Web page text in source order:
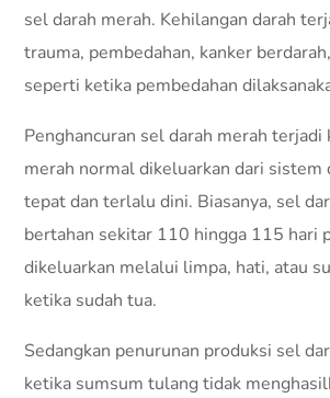
sel darah merah. Kehilangan darah
trauma, pembedahan, kanker
seperti ketika pembedahan
Penghancuran sel darah merah terjadi
merah normal dikeluarkan dari sistem
tepat dan terlalu dini. Biasanya, sel
bertahan sekitar 110 hingga 115 hari
dikeluarkan melalui limpa, hati, atau
ketika sudah tua.
Sedangkan penurunan produksi sel
ketika sumsum tulang tidak